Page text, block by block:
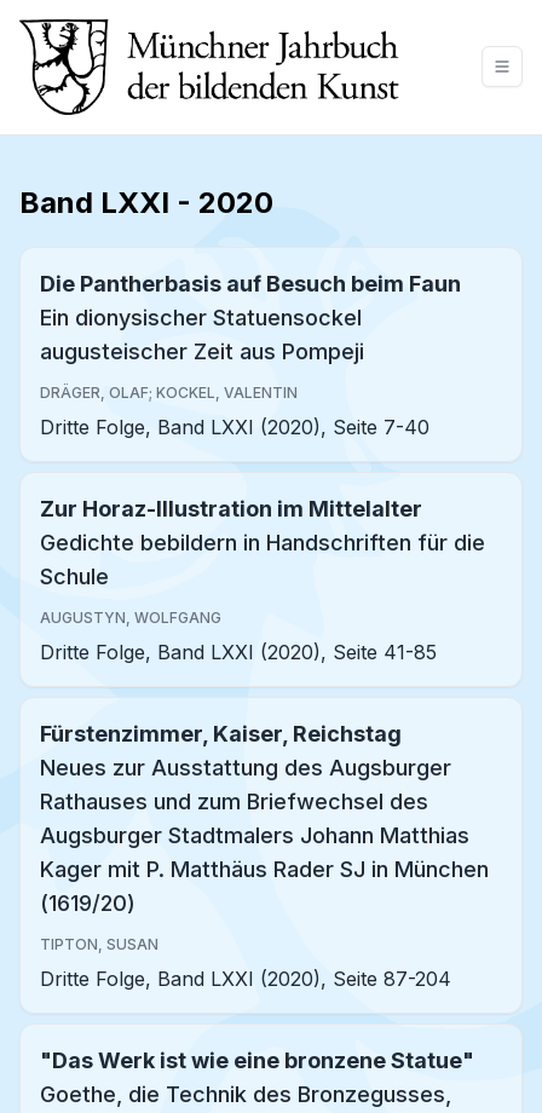
Band LXXI - 2020
Die Pantherbasis auf Besuch beim Faun
Ein dionysischer Statuensockel
augusteischer Zeit aus Pompeji
DRÄGER, OLAF; KOCKEL, VALENTIN
Dritte Folge, Band LXXI (2020), Seite 7-40
Zur Horaz-Illustration im Mittelalter
Gedichte bebildern in Handschriften für die
Schule
AUGUSTYN, WOLFGANG
Dritte Folge, Band LXXI (2020), Seite 41-85
Fürstenzimmer, Kaiser, Reichstag
Neues zur Ausstattung des Augsburger
Rathauses und zum Briefwechsel des
Augsburger Stadtmalers Johann Matthias
Kager mit P. Matthäus Rader SJ in München
(1619/20)
TIPTON, SUSAN
Dritte Folge, Band LXXI (2020), Seite 87-204
"Das Werk ist wie eine bronzene Statue"
Goethe, die Technik des Bronzegusses,